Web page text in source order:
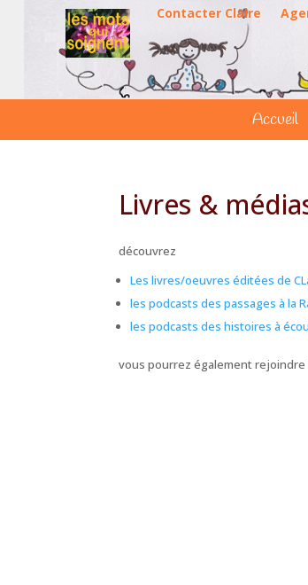
Contacter Claire
Accueil
Livres &
découvrez
Les livres/oeuvres éditées de
les podcasts des passages à la
les podcasts des histoires à
vous pourrez également